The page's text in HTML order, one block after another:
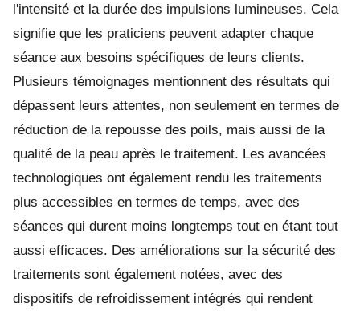
l'intensité et la durée des impulsions lumineuses. Cela
signifie que les praticiens peuvent adapter chaque
séance aux besoins spécifiques de leurs clients.
Plusieurs témoignages mentionnent des résultats qui
dépassent leurs attentes, non seulement en termes de
réduction de la repousse des poils, mais aussi de la
qualité de la peau après le traitement. Les avancées
technologiques ont également rendu les traitements
plus accessibles en termes de temps, avec des
séances qui durent moins longtemps tout en étant tout
aussi efficaces. Des améliorations sur la sécurité des
traitements sont également notées, avec des
dispositifs de refroidissement intégrés qui rendent